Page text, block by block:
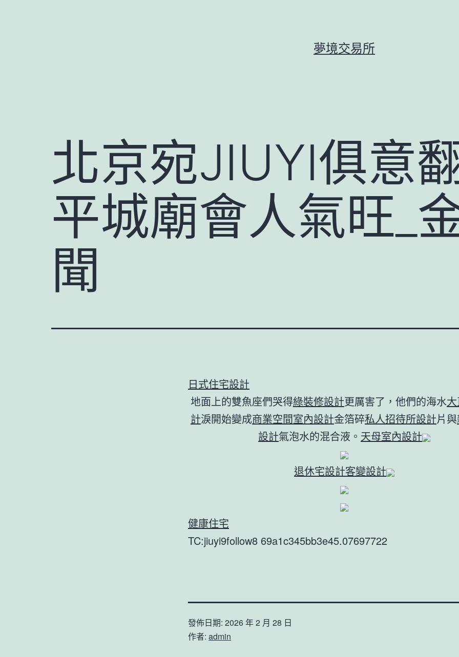
夢境交易所
北京宛JIUYI俱意
平城廟會人氣旺_
聞
日式住宅設計
地面上的雙魚座們哭得綠裝修設計更厲害了，他們的海水
計淚開始變成商業空間室內設計金箔碎私人招待所設計片與
設計氣泡水的混合液。 天母室內設計
退休宅設計客變設計
健康住宅
TC:jiuyi9follow8 69a1c345bb3e45.07697722
發佈日期: 2026 年 2 月 28 日
作者: admin